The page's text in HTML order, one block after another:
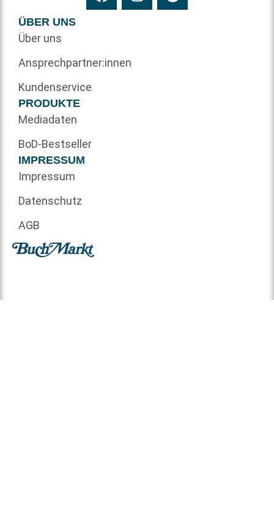
ÜBER UNS
Über uns
Ansprechpartner:innen
Kundenservice
PRODUKTE
Mediadaten
BoD-Bestseller
IMPRESSUM
Impressum
Datenschutz
AGB